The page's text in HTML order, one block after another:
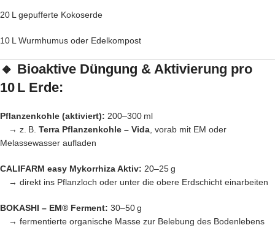
20 L gepufferte Kokoserde
10 L Wurmhumus oder Edelkompost
🔸 Bioaktive Düngung & Aktivierung pro
10 L Erde:
Pflanzenkohle (aktiviert): 200–300 ml
→ z. B. Terra Pflanzenkohle – Vida, vorab mit EM oder
Melassewasser aufladen
CALIFARM easy Mykorrhiza Aktiv: 20–25 g
→ direkt ins Pflanzloch oder unter die obere Erdschicht einarbeiten
BOKASHI – EM® Ferment: 30–50 g
→ fermentierte organische Masse zur Belebung des Bodenlebens